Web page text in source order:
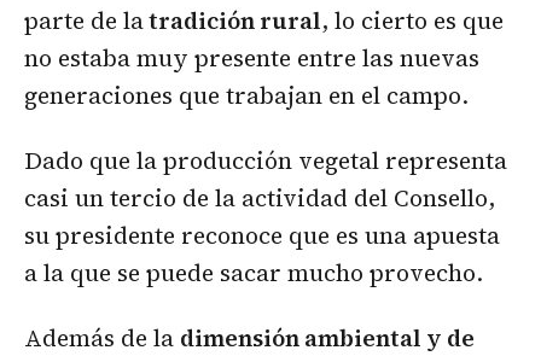
parte de latradición rural, lo cierto es que
no estaba muy presente entre las nuevas
generaciones que trabajan en el campo.
Dado que la producción vegetal representa
casi un tercio de la actividad del Consello,
su presidente reconoce que es una apuesta
a la que se puede sacar mucho provecho.
Además de la dimensión ambiental y de